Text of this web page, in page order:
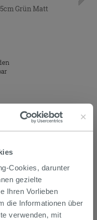
Cookies, darunter
gezielte
Ihren Vorlieben
die Informationen über
verwenden, mit
Grün Matt
innerhalb von 15
zum Versand